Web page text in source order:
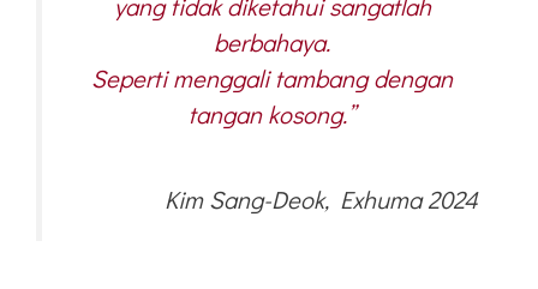
yang tidak diketahui sangatlah
berbahaya.
Seperti menggali tambang dengan
tangan kosong.”
Kim Sang-Deok, Exhuma 2024